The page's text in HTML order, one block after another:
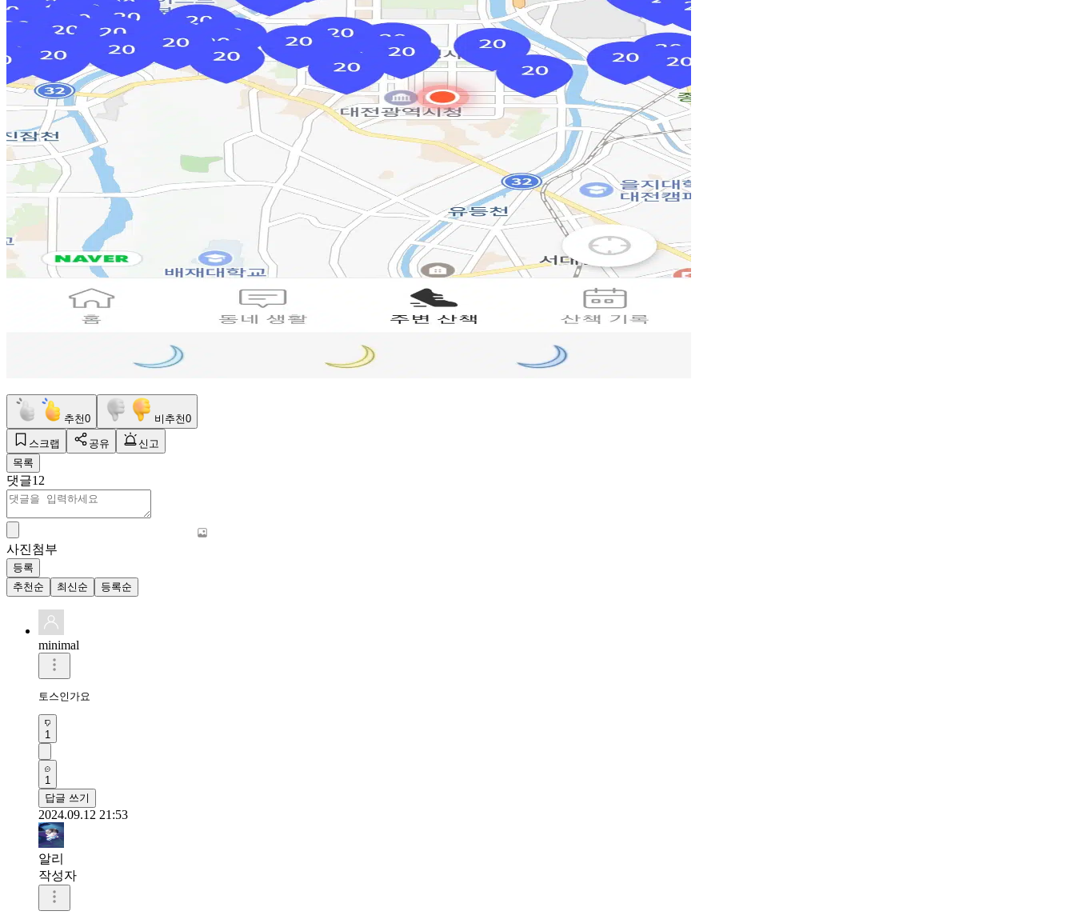
추천0 비추천0
스크랩 공유
신고
목록
댓글12
사진첨부
등록
추천순
최신순 등록순
minimal
토스인가요
1
1
답글 쓰기
2024.09.12 21:53
알리
작성자